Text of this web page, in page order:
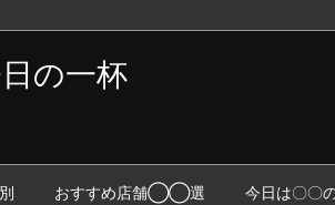
の一杯
おすすめ店舗◯◯選 今日は〇〇